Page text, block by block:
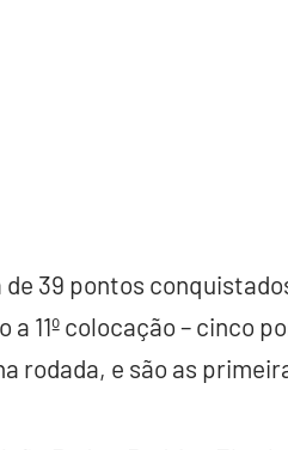
39 pontos
11º colocação – cinco
rodada, e são as